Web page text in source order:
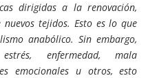
dirigidas a la renovación,
tejidos. Esto es lo que
anabólico. Sin embargo,
enfermedad, mala
emocionales u otros, esto